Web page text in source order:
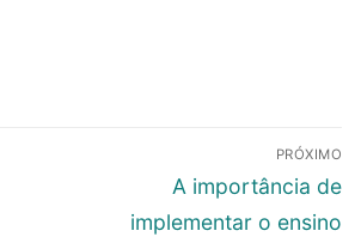
PRÓXIMO
Próximo
post:
A importância de
implementar o ensino